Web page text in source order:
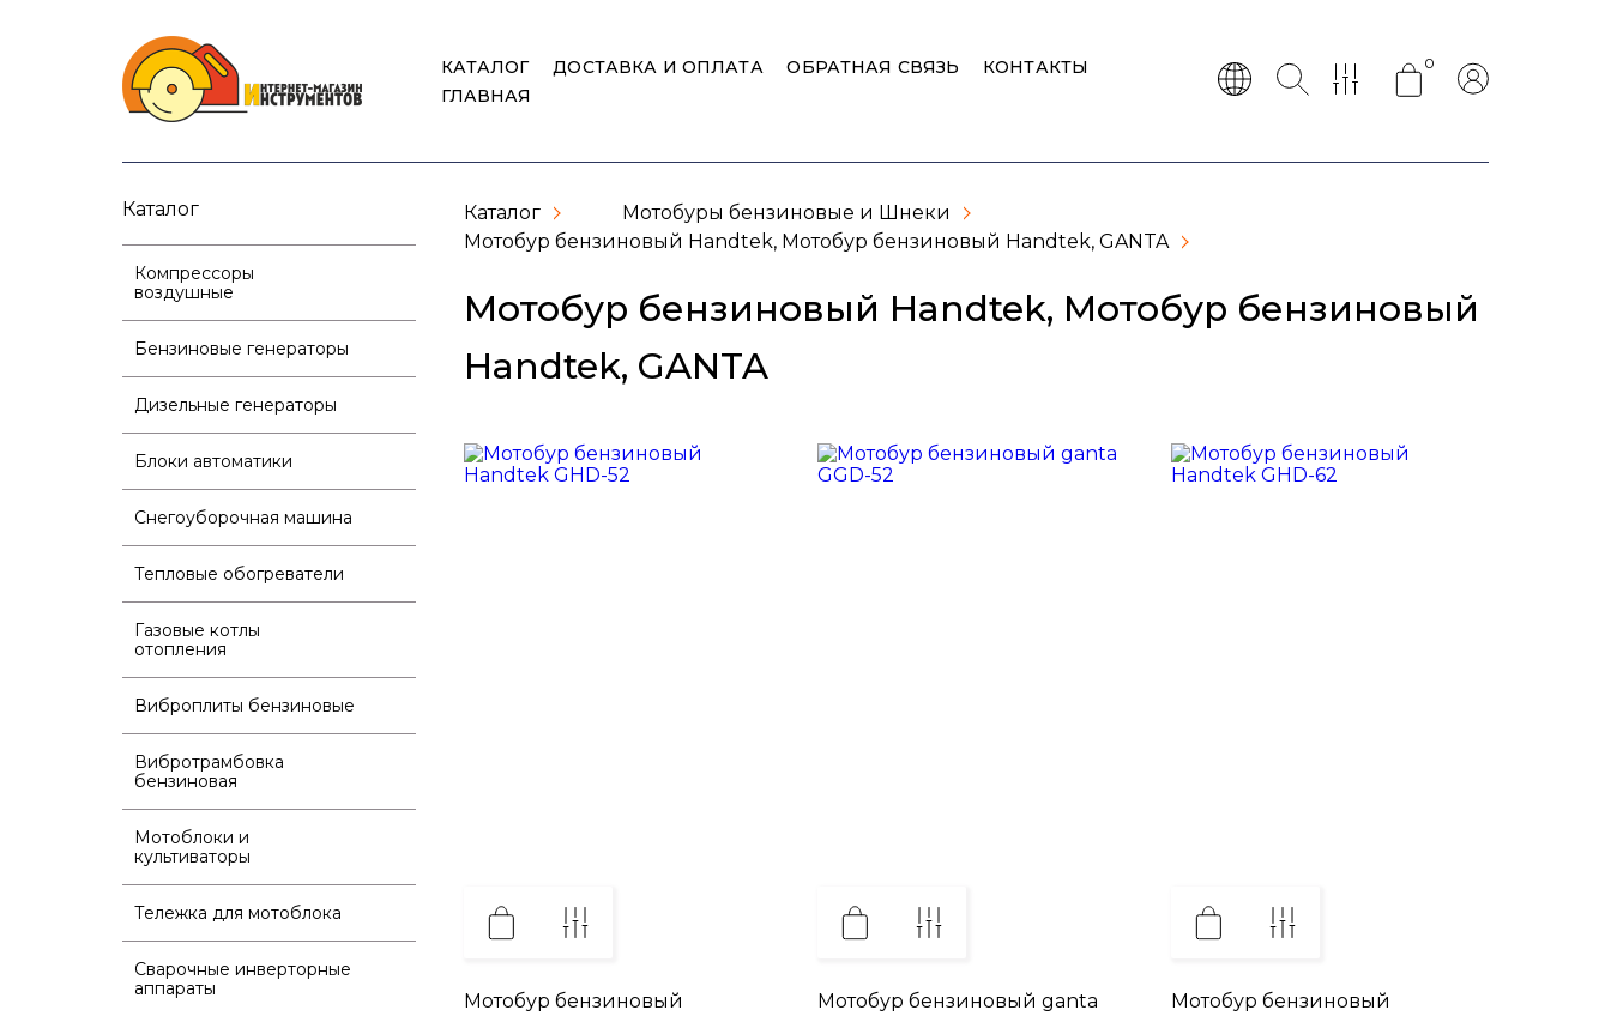
КАТАЛОГ ДОСТАВКА И ОПЛАТА ОБРАТНАЯ СВЯЗЬ
КОНТАКТЫ
ГЛАВНАЯ
0
Каталог
Компрессоры
воздушные
Бензиновые генераторы
Дизельные генераторы
Блоки автоматики
Снегоуборочная машина
Тепловые обогреватели
Газовые котлы
отопления
Виброплиты бензиновые
Вибротрамбовка
бензиновая
Мотоблоки и
культиваторы
Тележка для мотоблока
Сварочные инверторные
аппараты
Каталог
Мотобуры бензиновые и Шнеки
Мотобур бензиновый Handtek, Мотобур бензиновый Handtek, GANTA
Мотобур бензиновый Handtek, Мотобур бензиновый
Handtek, GANTA
Мотобур бензиновый
Мотобур бензиновый ganta
Мотобур бензиновый